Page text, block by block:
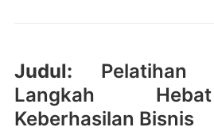
Judul: Pelatihan
Langkah
Keberhasilan Bisnis